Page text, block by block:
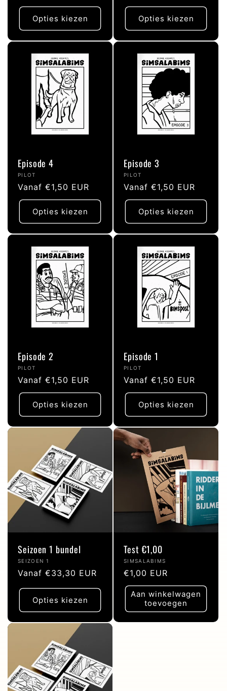
prijs
Opties kiezen
prijs
Opties kiezen
Episode 4
Verkoper:
PILOT
Normale
prijs
Vanaf €1,50 EUR
Opties kiezen
Episode 3
Verkoper:
PILOT
Normale
prijs
Vanaf €1,50 EUR
Opties kiezen
Episode 2
Verkoper:
PILOT
Normale
prijs
Vanaf €1,50 EUR
Opties kiezen
Episode 1
Verkoper:
PILOT
Normale
prijs
Vanaf €1,50 EUR
Opties kiezen
Seizoen 1 bundel
Verkoper:
SEIZOEN 1
Normale
prijs
Vanaf €33,30 EUR
Opties kiezen
Test €1,00
Verkoper:
SIMSALABIMS
Normale
prijs
€1,00 EUR
Aan winkelwagen
toevoegen